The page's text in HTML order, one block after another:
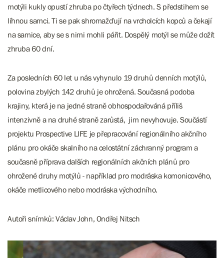
motýli kukly opustí zhruba po čtyřech týdnech. S předstihem se
líhnou samci. Ti se pak shromažďují na vrcholcích kopců a čekají
na samice, aby se s nimi mohli pářit. Dospělý motýl se může dožít
zhruba 60 dní.
Za posledních 60 let u nás vyhynulo 19 druhů denních motýlů,
polovina zbylých 142 druhů je ohrožená. Současná podoba
krajiny, která je na jedné straně obhospodařováná příliš
intenzivně a na druhé straně zarůstá, jim nevyhovuje. Součástí
projektu Prospective LIFE je přepracování regionálního akčního
plánu pro okáče skalního na celostátní záchranný program a
současně příprava dalších regionálních akčních plánů pro
ohrožené druhy motýlů - například pro modráska komonicového,
okáče metlicového nebo modráska východního.
Autoři snímků: Václav John, Ondřej Nitsch